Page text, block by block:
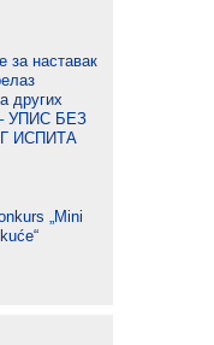
за наставак
других
УПИС БЕЗ
ИСПИТА
„Mini